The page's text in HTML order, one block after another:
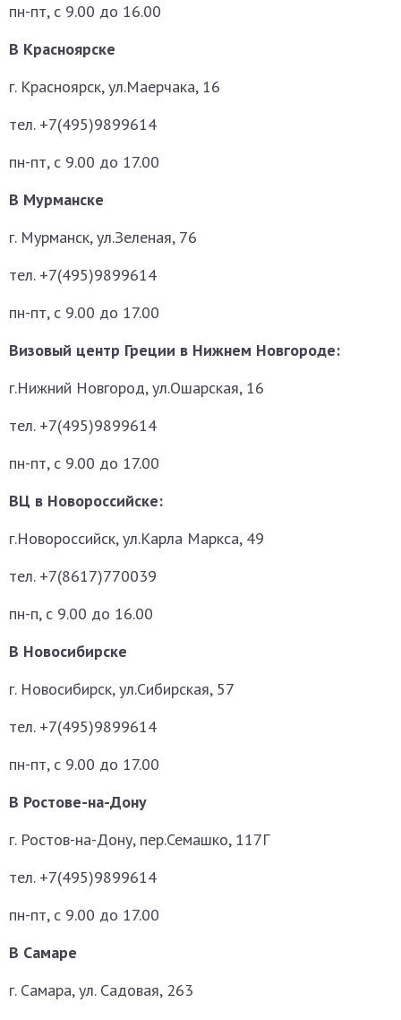
пн-пт, с 9.00 до 16.00
В Красноярске
г. Красноярск, ул.Маерчака, 16
тел. +7(495)9899614
пн-пт, с 9.00 до 17.00
В Мурманске
г. Мурманск, ул.Зеленая, 76
тел. +7(495)9899614
пн-пт, с 9.00 до 17.00
Визовый центр Греции в Нижнем Новгороде:
г.Нижний Новгород, ул.Ошарская, 16
тел. +7(495)9899614
пн-пт, с 9.00 до 17.00
ВЦ в Новороссийске:
г.Новороссийск, ул.Карла Маркса, 49
тел. +7(8617)770039
пн-п, с 9.00 до 16.00
В Новосибирске
г. Новосибирск, ул.Сибирская, 57
тел. +7(495)9899614
пн-пт, с 9.00 до 17.00
В Ростове-на-Дону
г. Ростов-на-Дону, пер.Семашко, 117Г
тел. +7(495)9899614
пн-пт, с 9.00 до 17.00
В Самаре
г. Самара, ул. Садовая, 263